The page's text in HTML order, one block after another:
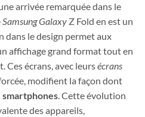
arrivée remarquée dans le
Samsung Galaxy Z Fold en est un
dans le design permet aux
affichage grand format tout en
Ces écrans, avec leursécrans
modifient la façon dont
smartphones. Cette évolution
des appareils,